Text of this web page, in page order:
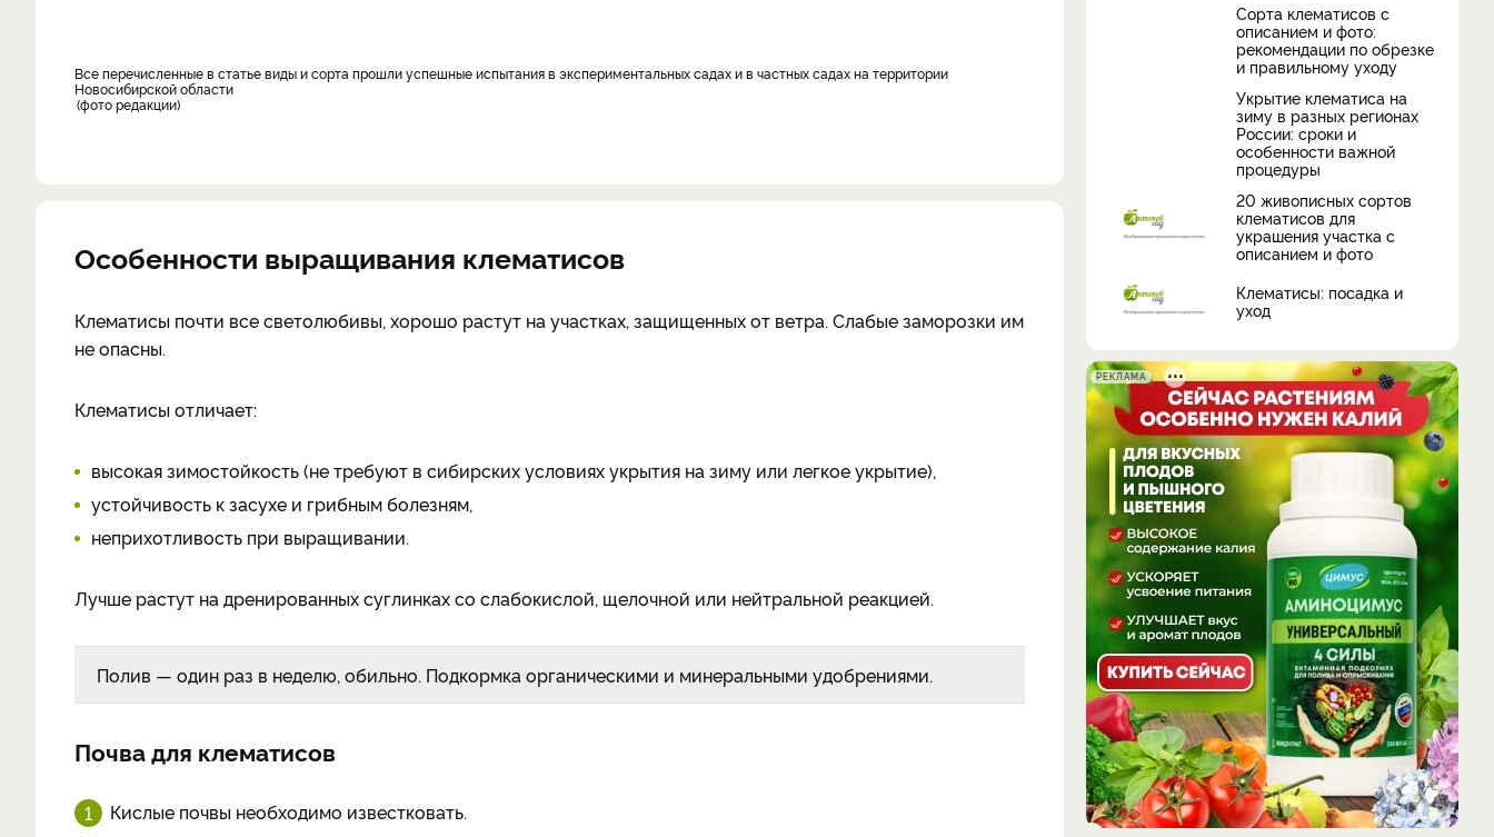
Все перечисленные в статье виды и сорта прошли успешные испытания в экспериментальных садах и в частных садах на территории
Новосибирской области
фото редакции
Особенности выращивания клематисов
Клематисы по­чти все светолюбивы, хорошо ра­стут на участках, защищенных от ветра. Слабые замороз­ки им
не опасны.
Клематисы отличает:
высокая зимостойкость (не требуют в сибирских условиях укрытия на зиму или легкое укрытие),
устойчи­вость к засухе и грибным болез­ням,
неприхотливость при выра­щивании.
Лучше растут на дре­нированных суглинках со слабо­кислой, щелочной или нейтраль­ной реакцией.
Полив — один раз в неделю, обиль­но. Подкормка органическими и минеральными удобрениями.
Почва для клематисов
Кислые почвы не­обходимо известковать.
Сорта клематисов с
описанием и фото:
рекомендации по обрезке
и правильному уходу
Укрытие клематиса на
зиму в разных регионах
России: сроки и
особенности важной
процедуры
20 живописных сортов
клематисов для
украшения участка с
описанием и фото
Клематисы: посадка и
уход
РЕКЛАМА